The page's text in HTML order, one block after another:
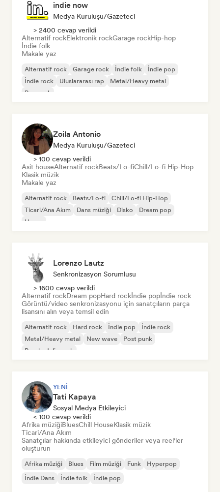
indie now
Medya Kuruluşu/Gazeteci
> 2400 cevap verildi
Alternatif rockElektronik rockGarage rockHip-hop
İndie folk
Makale yaz
Alternatif rock Garage rock İndie folk
İndie pop
İndie rock
Uluslararası rap
Metal/Heavy metal
Pop rock
Zoila Antonio
Medya Kuruluşu/Gazeteci
> 100 cevap verildi
Asit houseAlternatif rockBeats/Lo-fiChill/Lo-fi Hip-Hop
Klasik müzik
Makale yaz
Alternatif rock Beats/Lo-fi
Chill/Lo-fi Hip-Hop
Ticari/Ana Akım
Dans müziği Disko
Dream pop
House
Lorenzo Lautz
Senkronizasyon Sorumlusu
> 1600 cevap verildi
Alternatif rockDream popHard rockİndie popİndie rock
Görüntü/video senkronizasyonu için sanatçıların parça
lisansını alın veya temsil edin
Alternatif rock Hard rock İndie pop
İndie rock
Metal/Heavy metal
New wave
Post punk
Psychedelic rock
YENI
Tati Kapaya
Sosyal Medya Etkileyici
< 100 cevap verildi
Afrika müziğiBluesChill HouseKlasik müzik
Ticari/Ana Akım
Sanatçılar hakkında etkileyici gönderiler veya reel'ler
oluşturun
Afrika müziği Blues Film müziği Funk
Hyperpop
İndie Dans
İndie folk İndie pop